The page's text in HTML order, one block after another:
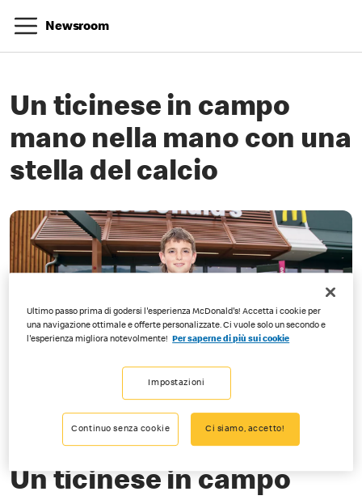
Newsroom
Un ticinese in campo
mano nella mano con una
stella del calcio
Un ticinese in campo
Ultimo passo prima di godersi l'esperienza McDonald's! Accetta i cookie per
una navigazione ottimale e offerte personalizzate. Ci vuole solo un secondo e
l'esperienza migliora notevolmente! Per saperne di più sui cookie
Impostazioni
Continuo senza cookie Ci siamo, accetto!